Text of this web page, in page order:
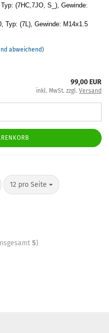
(7HC,7JO, S_), Ge­win­de:
Typ: (7L), Ge­win­de: M14x1.5
abweichend)
99,00 EUR
inkl. MwSt. zzgl. Versand
12 pro Seite
5)